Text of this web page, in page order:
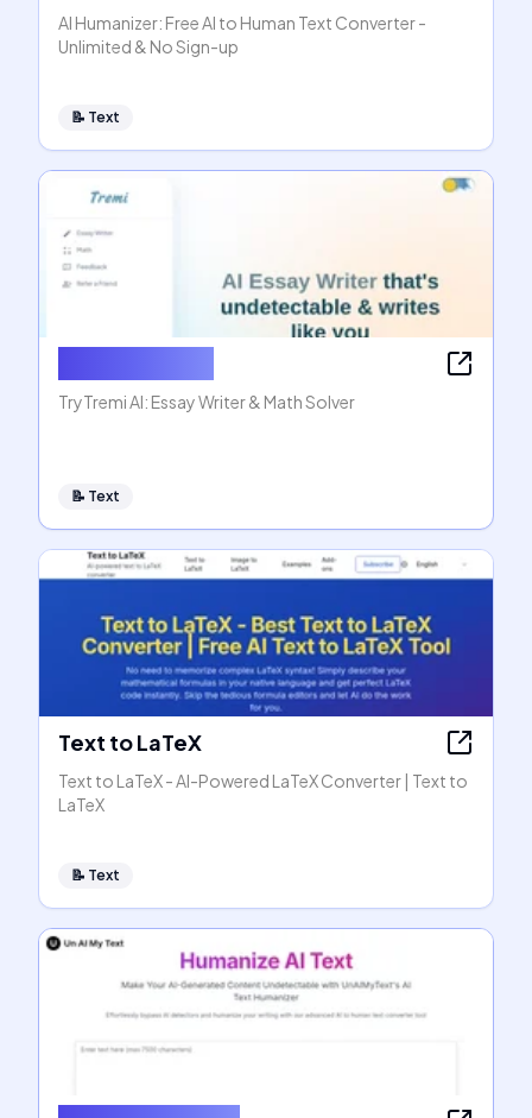
AI Humanizer: Free AI to Human Text Converter -
Unlimited & No Sign-up
📝 Text
TryTremi AI: Essay Writer & Math Solver
📝 Text
Text to LaTeX
Text to LaTeX - AI-Powered LaTeX Converter | Text to
LaTeX
📝 Text